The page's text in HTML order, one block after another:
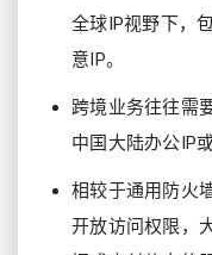
全球IP视野下，
意IP。
跨境业务往往需
中国大陆办公IP
相较于通用防火
开放访问权限，